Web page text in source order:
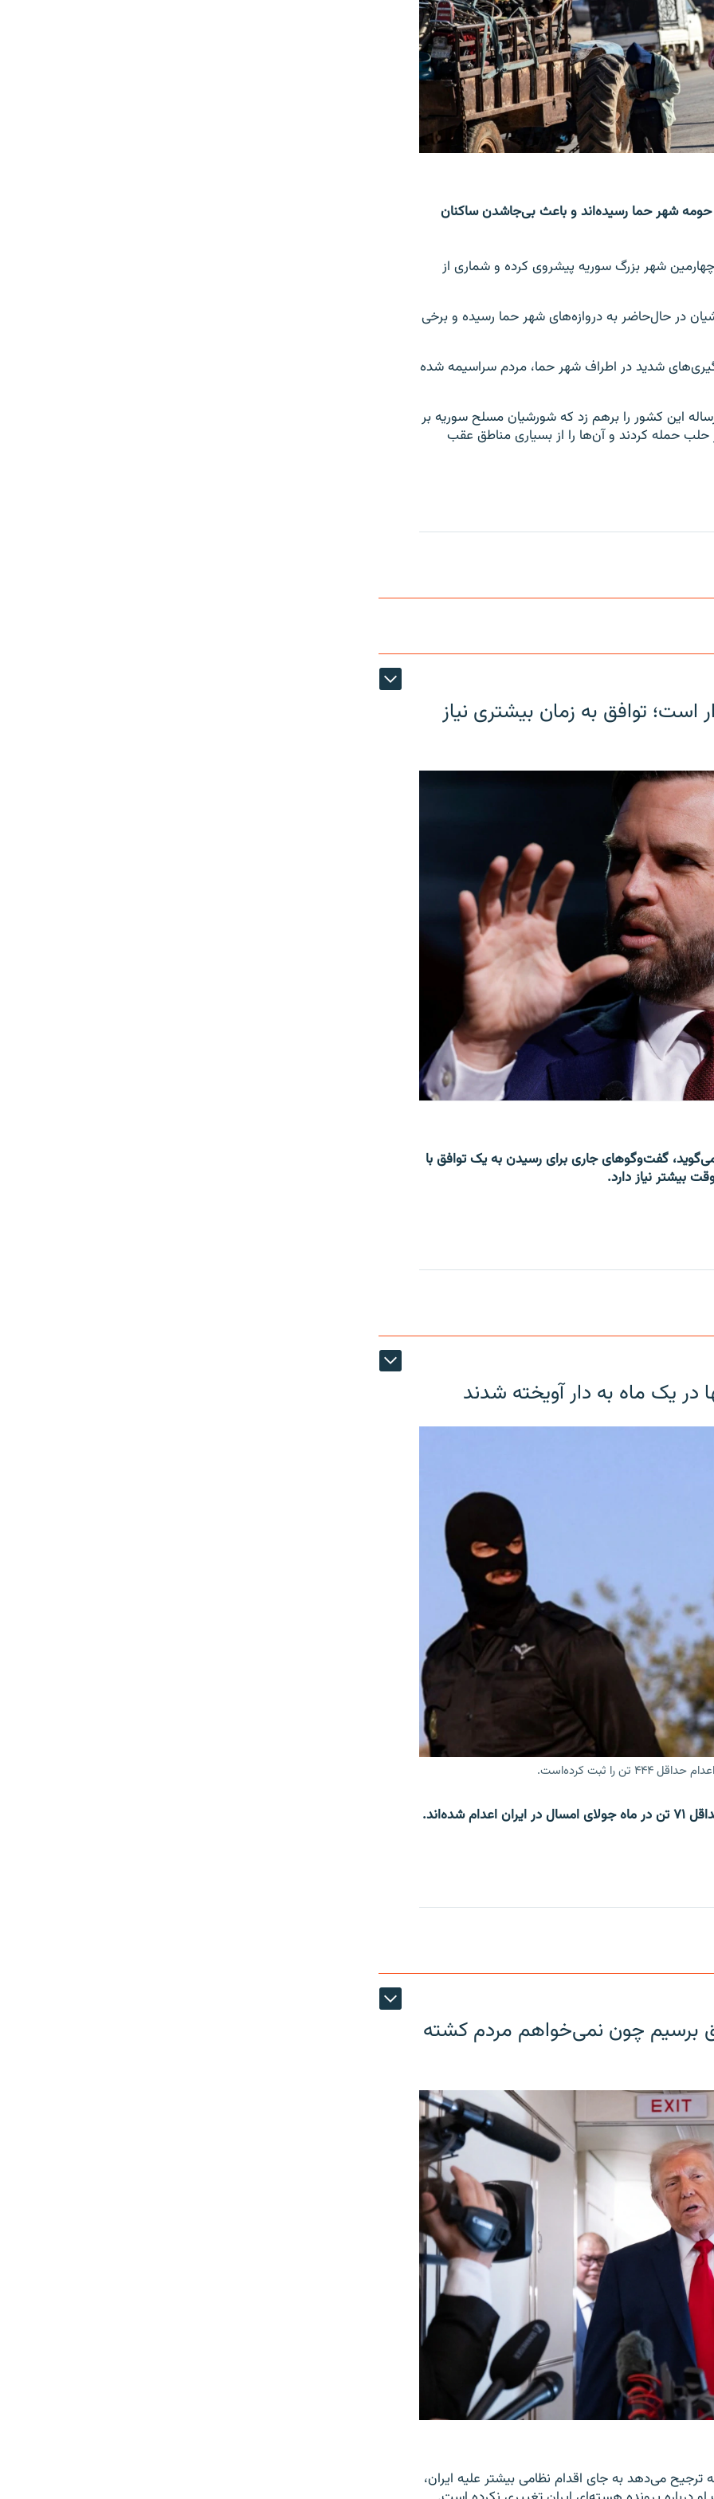
شهر حما رسیده‌اند و باعث بی‌جاشدن ساکنان
شهر بزرگ سوریه پیشروی کرده و شماری از
در حال‌حاضر به دروازه‌های شهر حما رسیده و برخی
شدید در اطراف شهر حما، مردم سراسیمه شده
این کشور را برهم زد که شورشیان مسلح سوریه بر
حمله کردند و آن‌ها را از بسیاری مناطق عقب
است؛ توافق به زمان بیشتری نیاز
گفت‌وگوهای جاری برای رسیدن به یک توافق با
بیشتر نیاز دارد.
شده‌اند.
برسیم چون نمی‌خواهم مردم کشته
می‌دهد به جای اقدام نظامی بیشتر علیه ایران،